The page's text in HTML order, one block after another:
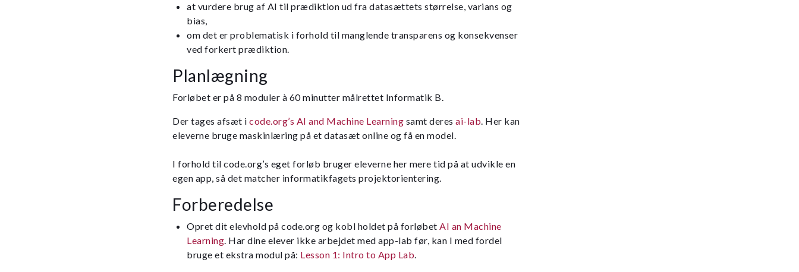
at vurdere brug af AI til prædiktion ud fra datasættets størrelse, varians og
bias,
om det er problematisk i forhold til manglende transparens og konsekvenser
ved forkert prædiktion.
Planlægning
Forløbet er på 8 moduler à 60 minutter målrettet Informatik B.
Der tages afsæt i code.org’s AI and Machine Learning samt deres ai-lab. Her kan
eleverne bruge maskinlæring på et datasæt online og få en model.
I forhold til code.org’s eget forløb bruger eleverne her mere tid på at udvikle en
egen app, så det matcher informatikfagets projektorientering.
Forberedelse
Opret dit elevhold på code.org og kobl holdet på forløbet AI an Machine
Learning. Har dine elever ikke arbejdet med app-lab før, kan I med fordel
bruge et ekstra modul på: Lesson 1: Intro to App Lab.